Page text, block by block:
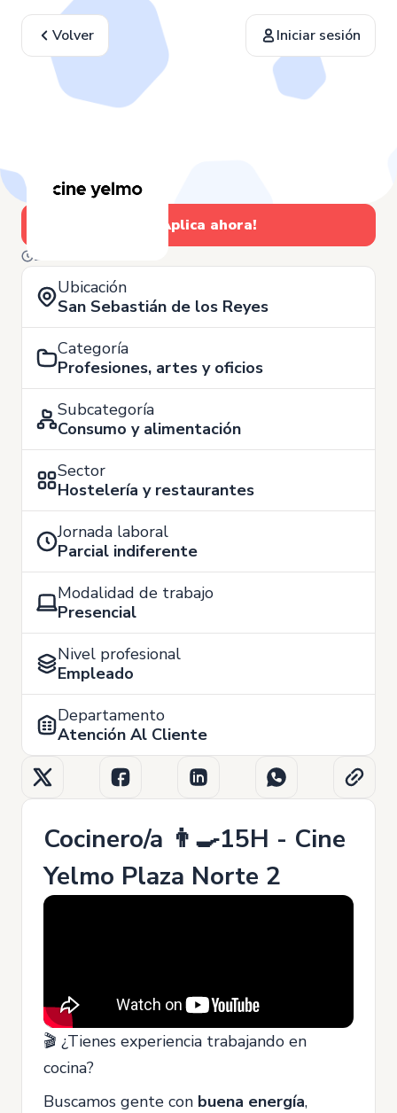
Volver Iniciar sesión
¡Aplica ahora!
2 de Junio
Ubicación
San Sebastián de los Reyes
Categoría
Profesiones, artes y oficios
Subcategoría
Consumo y alimentación
Sector
Hostelería y restaurantes
Jornada laboral
Parcial indiferente
Modalidad de trabajo
Presencial
Nivel profesional
Empleado
Departamento
Atención Al Cliente
Cocinero/a 👨‍🍳15H - Cine
Yelmo Plaza Norte 2
🎬 ¿Tienes experiencia trabajando en
cocina?
Buscamos gente con buena energía,